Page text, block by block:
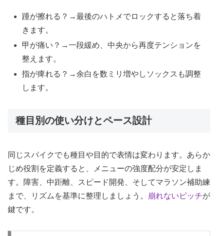
踵が擦れる？→最後のハトメでロックすると落ち着
きます。
甲が痛い？→一段緩め、中央から再度テンションを
整えます。
指が痺れる？→余白を数ミリ増やしソックスも調整
します。
種目別の使い分けとペース設計
同じスパイクでも種目や目的で表情は変わります。あらか
じめ役割を定義すると、メニューの強度配分が安定しま
す。障害、中距離、スピード開発、そしてマラソン補助練
まで、リズムを基準に整理しましょう。
崩れないピッチが
鍵です。